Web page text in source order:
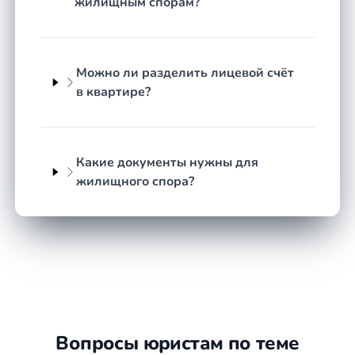
споров
Основу регулирования составляют Жилищный
определяет права и обязанности собственников и
нанимателей, порядок пользования жилыми
условия социального найма. ГК РФ регулирует
и общей долевой собственности. Вместе с
подзаконными актами и разъяснениями высших
важно правильно квалифицировать ситуацию.
Жилищный юрист в регионе Республика Карелия
Можно ли разделить лицевой счёт
в квартире?
Какие документы нужны для
жилищного спора?
Вопросы юристам по теме